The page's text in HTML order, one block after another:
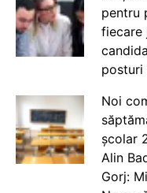
pentru
fiecare
posturi
Noi
școlar
Alin
Gorj: